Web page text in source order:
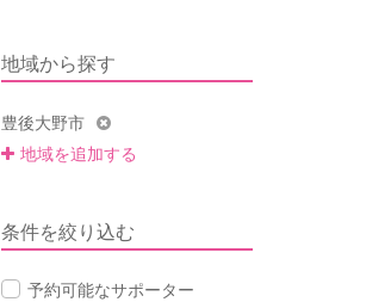
地域から探す
豊後大野市
地域を追加する
条件を絞り込む
予約可能なサポーター